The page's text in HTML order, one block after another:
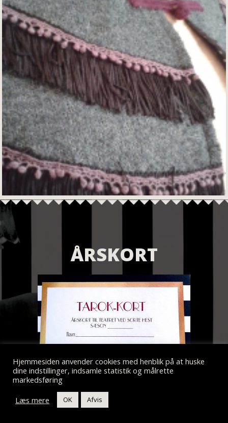
ÅRSKORT
Hjemmesiden anvender cookies med henblik på at huske
dine indstillinger, indsamle statistik og målrette
markedsføring
Læs mere
OK Afvis